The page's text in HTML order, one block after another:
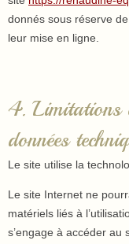
donnés sous réserve
leur mise en ligne.
4. Limitations
données
Le site utilise la
Le site Internet ne
matériels liés à
s’engage à accéder au